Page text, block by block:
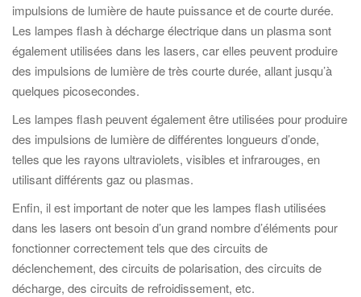
impulsions de lumière de haute puissance et de courte durée.
Les lampes flash à décharge électrique dans un plasma sont
également utilisées dans les lasers, car elles peuvent produire
des impulsions de lumière de très courte durée, allant jusqu’à
quelques picosecondes.
Les lampes flash peuvent également être utilisées pour produire
des impulsions de lumière de différentes longueurs d’onde,
telles que les rayons ultraviolets, visibles et infrarouges, en
utilisant différents gaz ou plasmas.
Enfin, il est important de noter que les lampes flash utilisées
dans les lasers ont besoin d’un grand nombre d’éléments pour
fonctionner correctement tels que des circuits de
déclenchement, des circuits de polarisation, des circuits de
décharge, des circuits de refroidissement, etc.